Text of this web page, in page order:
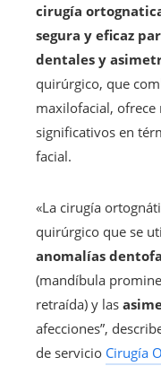
cirugía
segura y eficaz
dentales y
quirúrgico, que
maxilofacial,
significativos en
facial.
«La cirugía
quirúrgico que se
anomalías
(mandíbula
retraída) y las
afecciones”,
de servicio Cirugía